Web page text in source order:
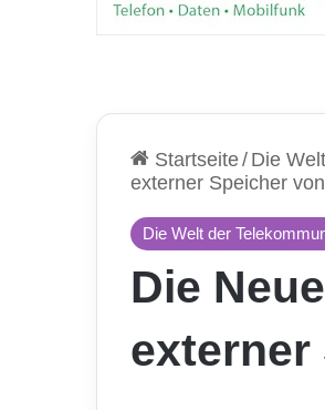
Startseite/ Die
externer Speicher
Die Welt der
Die
externer